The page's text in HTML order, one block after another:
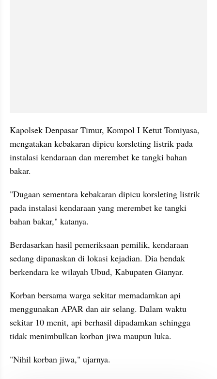
Kapolsek Denpasar Timur, Kompol I Ketut Tomiyasa,
mengatakan kebakaran dipicu korsleting listrik pada
instalasi kendaraan dan merembet ke tangki bahan
bakar.
"Dugaan sementara kebakaran dipicu korsleting listrik
pada instalasi kendaraan yang merembet ke tangki
bahan bakar," katanya.
Berdasarkan hasil pemeriksaan pemilik, kendaraan
sedang dipanaskan di lokasi kejadian. Dia hendak
berkendara ke wilayah Ubud, Kabupaten Gianyar.
Korban bersama warga sekitar memadamkan api
menggunakan APAR dan air selang. Dalam waktu
sekitar 10 menit, api berhasil dipadamkan sehingga
tidak menimbulkan korban jiwa maupun luka.
"Nihil korban jiwa," ujarnya.